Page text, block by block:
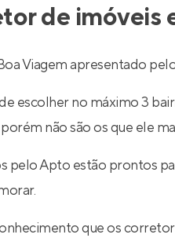
de imóveis
Viagem apresentado
escolher no máximo 3
não são os que ele
pelo Apto estão prontos
que os